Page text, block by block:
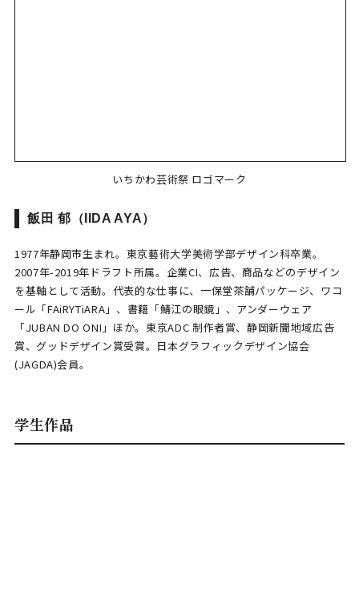
いちかわ芸術祭 ロゴマーク
飯田 郁（IIDA AYA）
1977年静岡市生まれ。東京藝術大学美術学部デザイン科卒業。
2007年-2019年ドラフト所属。企業CI、広告、商品などのデザイン
を基軸として活動。代表的な仕事に、一保堂茶舗パッケージ、ワコ
ール「FAiRYTiARA」、書籍「鯖江の眼鏡」、アンダーウェア
「JUBAN DO ONI」ほか。東京ADC 制作者賞、静岡新聞地域広告
賞、グッドデザイン賞受賞。日本グラフィックデザイン協会
(JAGDA)会員。
学生作品